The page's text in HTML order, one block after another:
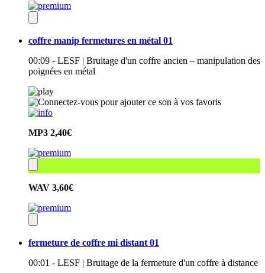
coffre manip fermetures en métal 01
00:09 - LESF | Bruitage d'un coffre ancien – manipulation des
poignées en métal
MP3 2,40€
WAV 3,60€
fermeture de coffre mi distant 01
00:01 - LESF | Bruitage de la fermeture d'un coffre à distance